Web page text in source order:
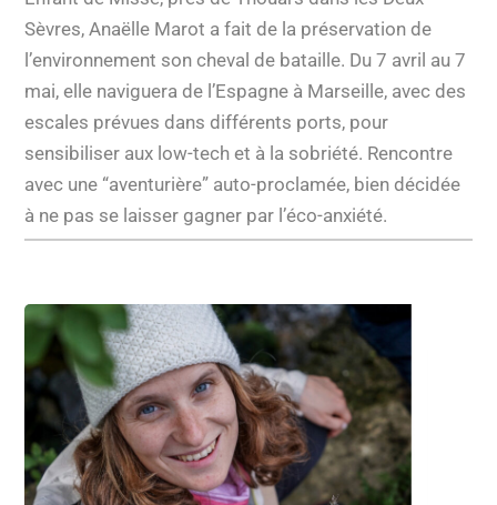
Sèvres, Anaëlle Marot a fait de la préservation de
l’environnement son cheval de bataille. Du 7 avril au 7
mai, elle naviguera de l’Espagne à Marseille, avec des
escales prévues dans différents ports, pour
sensibiliser aux low-tech et à la sobriété. Rencontre
avec une “aventurière” auto-proclamée, bien décidée
à ne pas se laisser gagner par l’éco-anxiété.